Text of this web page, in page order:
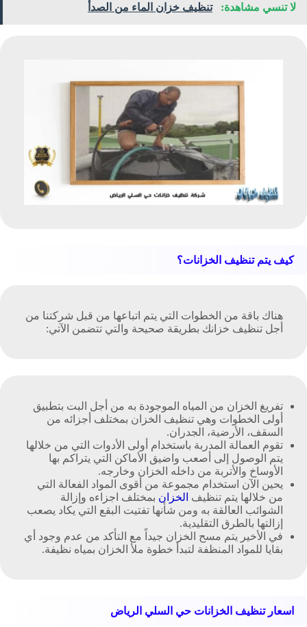
لا تنسي مشاهدة: تنظيف خزان الماء من الصدأ
كيف يتم تنظيف الخزانات؟
هناك باقة من الخطوات التي يتم اتباعها من قبل شركتنا من
أجل تنظيف خزانك بطريقة صحيحة والتي تتضمن الآتي:
تفريغ الخزان من المياه الموجودة به من أجل البت بتطبيق
أولى الخطوات وهي تنظيف الخزان بمختلف أجزائه من
السقف، الأرضية، الجدران.
تقوم العمالة المدربة باستخدام أولى الأدوات التي من خلالها
يتم الوصول إلى أصعب واضيق الأماكن التي يتراكم بها
الأوساخ والأتربة من داخله الخزان وخارجه.
يحين الآن استخدام مجموعة من أقوى المواد الفعالة التي
من خلالها يتم تنظيف الخزان بمختلف اجزاءه وإزالة
الشوائب العالقة به ومن شأنها تفتيت البقع التي يكاد يصعب
إزالتها بالطرق التقليدية.
في الأخير يتم مسح الخزان جيداً مع التأكد من عدم وجود أي
بقايا للمواد المنظفة لتبدأ خطوة ملأ الخزان بمياه نظيفة.
اسعار تنظيف الخزانات حي السلي الرياض